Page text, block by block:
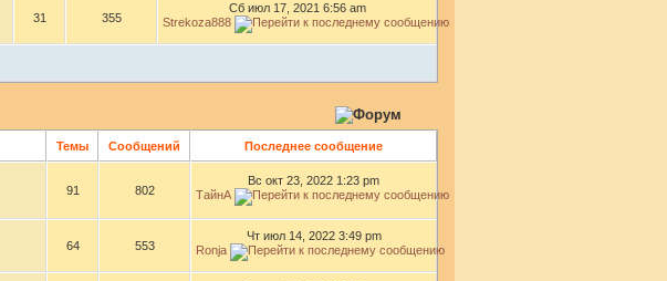
31 355
Сб июл 17, 2021 6:56 am
Strekoza888
Темы Сообщений Последнее сообщение
91 802
Вс окт 23, 2022 1:23 pm
ТайнА
64 553
Чт июл 14, 2022 3:49 pm
Ronja